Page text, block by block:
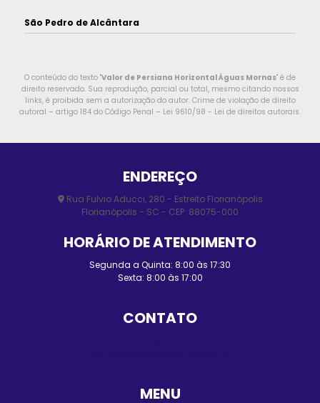
São Pedro de Alcântara
O conteúdo do texto "Valor de Persiana Horizontal Águas Mornas" é de
direito reservado. Sua reprodução, parcial ou total, mesmo citando nossos
links, é proibida sem a autorização do autor. Crime de violação de direito
autoral – artigo 184 do Código Penal – Lei 9610/98 - Lei de direitos autorais.
ENDEREÇO
Rua Fulvio Aducci, 280 - Estreito Florianópolis
Florianópolis - SC - CEP: 88075-000
HORÁRIO DE ATENDIMENTO
Segunda a Quinta: 8:00 às 17:30
Sexta: 8:00 às 17:00
CONTATO
MENU